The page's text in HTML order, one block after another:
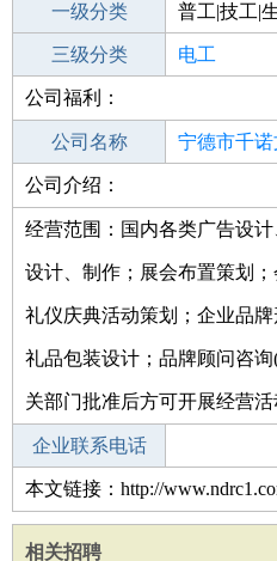
一级分类 普工|技工|
二级分类 普工/技工
三级分类 电工
其他行业
公司福利：
公司名称 宁德市千
公司类型
公司介绍：
经营范围：国内各类广告设
设计、制作；展会布置策划
礼仪庆典活动策划；企业品
礼品包装设计；品牌顾问咨
关部门批准后方可开展经营活
企业联系电话
本文链接：http://
相关招聘